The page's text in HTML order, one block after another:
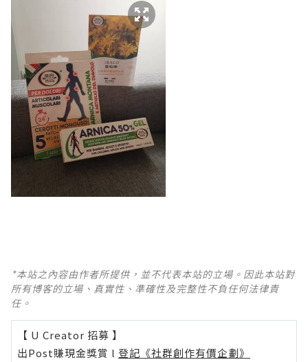
*本站之內容由作者所提供，並不代表本站的立場。因此本站對
所有博客的立場、真實性、準確性及完整性不負任何法律責
任。
【 U Creator 招募 】
出Post賺現金獎賞 l 登記《社群創作有價企劃》